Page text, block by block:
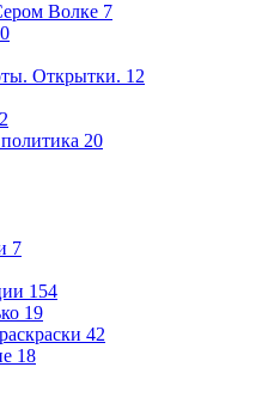
Волке 7
Открытки. 12
20
7
154
19
42
18